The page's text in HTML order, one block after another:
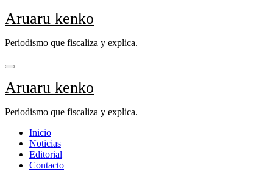
Saltar
al
Aruaru kenko
Periodismo que fiscaliza y explica.
Aruaru kenko
Periodismo que fiscaliza y explica.
Inicio
Noticias
Editorial
Contacto